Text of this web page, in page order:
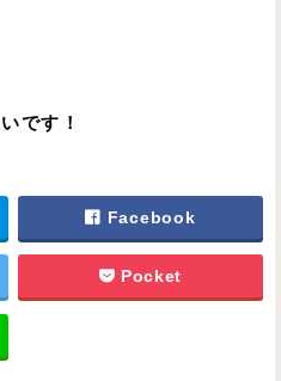
です！
Facebook
Pocket